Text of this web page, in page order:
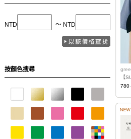
NTD 〜 NTD
按顏色搜尋
【